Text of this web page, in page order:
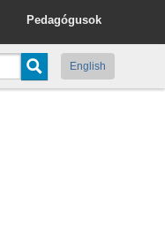
Pedagógusok
English